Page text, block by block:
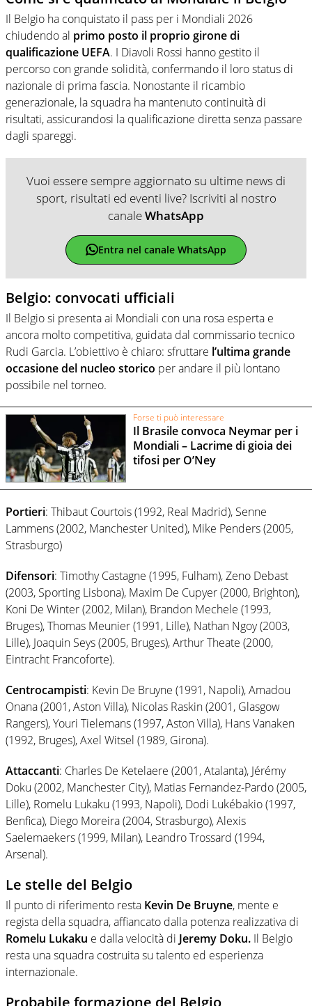
Il Belgio ha conquistato il pass per i Mondiali 2026
chiudendo al primo posto il proprio girone di
qualificazione UEFA. I Diavoli Rossi hanno gestito il
percorso con grande solidità, confermando il loro status di
nazionale di prima fascia. Nonostante il ricambio
generazionale, la squadra ha mantenuto continuità di
risultati, assicurandosi la qualificazione diretta senza passare
dagli spareggi.
Vuoi essere sempre aggiornato su ultime news di
sport, risultati ed eventi live? Iscriviti al nostro
canaleWhatsApp
Entra nel canale WhatsApp
Belgio: convocati ufficiali
Il Belgio si presenta ai Mondiali con una rosa esperta e
ancora molto competitiva, guidata dal commissario tecnico
Rudi Garcia. L’obiettivo è chiaro: sfruttare l’ultima grande
occasione del nucleo storico per andare il più lontano
possibile nel torneo.
Forse ti può interessare
Il Brasile convoca Neymar per i
Mondiali – Lacrime di gioia dei
tifosi per O’Ney
Portieri: Thibaut Courtois (1992, Real Madrid), Senne
Lammens (2002, Manchester United), Mike Penders (2005,
Strasburgo)
Difensori: Timothy Castagne (1995, Fulham), Zeno Debast
(2003, Sporting Lisbona), Maxim De Cupyer (2000, Brighton),
Koni De Winter (2002, Milan), Brandon Mechele (1993,
Bruges), Thomas Meunier (1991, Lille), Nathan Ngoy (2003,
Lille), Joaquin Seys (2005, Bruges), Arthur Theate (2000,
Eintracht Francoforte).
Centrocampisti: Kevin De Bruyne (1991, Napoli), Amadou
Onana (2001, Aston Villa), Nicolas Raskin (2001, Glasgow
Rangers), Youri Tielemans (1997, Aston Villa), Hans Vanaken
(1992, Bruges), Axel Witsel (1989, Girona).
Attaccanti: Charles De Ketelaere (2001, Atalanta), Jérémy
Doku (2002, Manchester City), Matias Fernandez-Pardo (2005,
Lille), Romelu Lukaku (1993, Napoli), Dodi Lukébakio (1997,
Benfica), Diego Moreira (2004, Strasburgo), Alexis
Saelemaekers (1999, Milan), Leandro Trossard (1994,
Arsenal).
Le stelle del Belgio
Il punto di riferimento resta Kevin De Bruyne, mente e
regista della squadra, affiancato dalla potenza realizzativa di
Romelu Lukaku e dalla velocità di Jeremy Doku. Il Belgio
resta una squadra costruita su talento ed esperienza
internazionale.
Probabile formazione del Belgio